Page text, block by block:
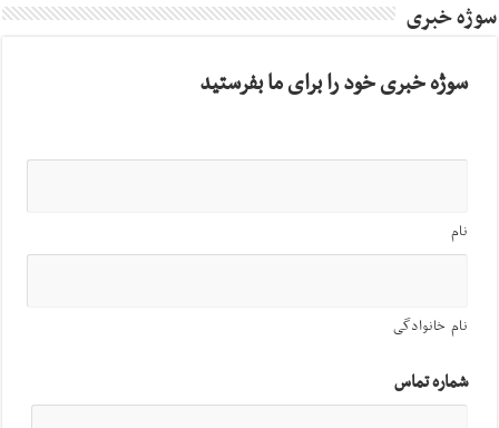
سوژه خبری
سوژه خبری خود را برای ما بفرستید
نام
نام خانوادگی
شماره تماس